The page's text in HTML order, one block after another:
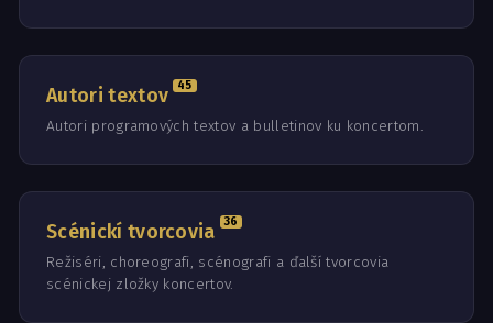
Autori textov 45
Autori programových textov a bulletinov ku koncertom.
Scénickí tvorcovia 36
Režiséri, choreografi, scénografi a ďalší tvorcovia
scénickej zložky koncertov.